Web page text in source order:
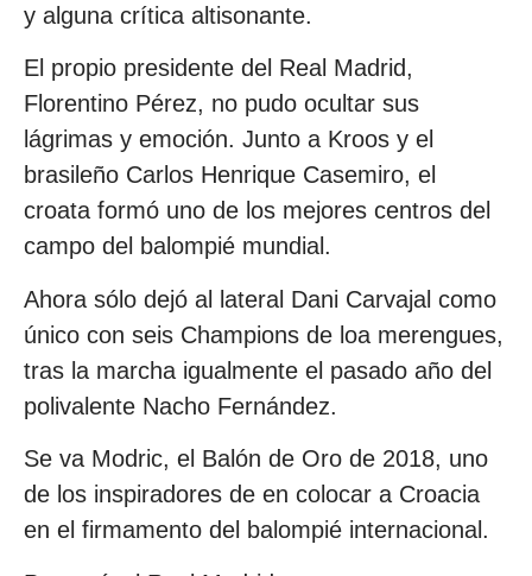
y alguna crítica altisonante.
El propio presidente del Real Madrid,
Florentino Pérez, no pudo ocultar sus
lágrimas y emoción. Junto a Kroos y el
brasileño Carlos Henrique Casemiro, el
croata formó uno de los mejores centros del
campo del balompié mundial.
Ahora sólo dejó al lateral Dani Carvajal como
único con seis Champions de loa merengues,
tras la marcha igualmente el pasado año del
polivalente Nacho Fernández.
Se va Modric, el Balón de Oro de 2018, uno
de los inspiradores de en colocar a Croacia
en el firmamento del balompié internacional.